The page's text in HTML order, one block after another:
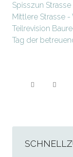
Spisszun
Mittlere Strasse
Teilrevision
Tag der